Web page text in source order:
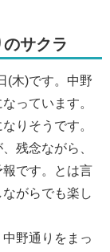
サクラ
(木)です。中野
っています。
りそうです。
残念ながら、
です。とは言
がらでも楽し
野通りをまっ